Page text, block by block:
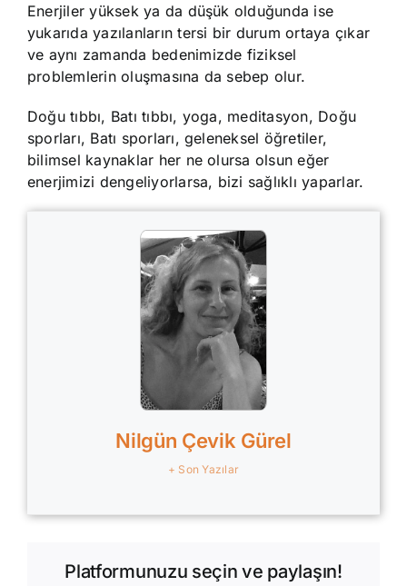
Enerjiler yüksek ya da düşük olduğunda ise
yukarıda yazılanların tersi bir durum ortaya çıkar
ve aynı zamanda bedenimizde fiziksel
problemlerin oluşmasına da sebep olur.
Doğu tıbbı, Batı tıbbı, yoga, meditasyon, Doğu
sporları, Batı sporları, geleneksel öğretiler,
bilimsel kaynaklar her ne olursa olsun eğer
enerjimizi dengeliyorlarsa, bizi sağlıklı yaparlar.
Nilgün Çevik Gürel
+ Son Yazılar
Platformunuzu seçin ve paylaşın!